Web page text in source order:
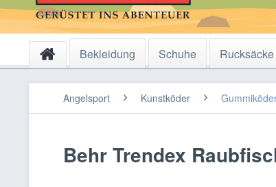
Bekleidung Schuhe
Angelsport Kunstköder
Behr Trendex